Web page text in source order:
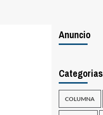
Anuncio
Categorias
COLUMNA